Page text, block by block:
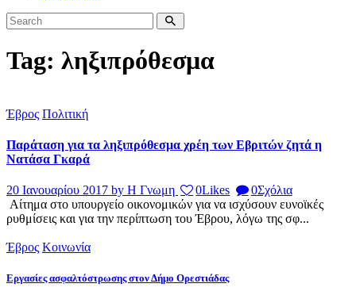
Tag: ληξιπρόθεσμα
Έβρος Πολιτική
Παράταση για τα ληξιπρόθεσμα χρέη των Εβριτών ζητά η
Νατάσα Γκαρά
20 Ιανουαρίου 2017 by Η Γνωμη 0Likes 0Σχόλια
Αίτημα στο υπουργείο οικονομικών για να ισχύσουν ευνοϊκές
ρυθμίσεις και για την περίπτωση του Έβρου, λόγω της σφ...
Έβρος Κοινωνία
Εργασίες ασφαλτόστρωσης στον Δήμο Ορεστιάδας